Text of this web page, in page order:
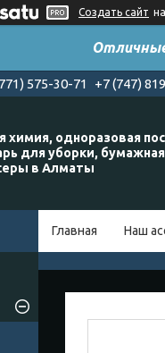
Создать сайт
575-30-71 +7 (747)
химия, одноразовая
для уборки,
в Алматы
Главная Наш